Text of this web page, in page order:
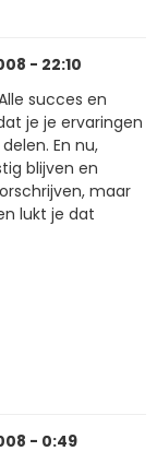
- 22:10
succes en
je je ervaringen
En nu,
blijven en
maar
lukt je dat
- 0:49